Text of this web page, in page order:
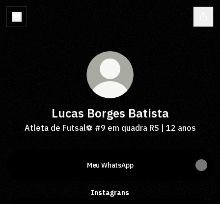
Lucas Borges Batista
Atleta de Futsal⚽️ #9 em quadra RS | 12 anos
Meu WhatsApp
Instagrans